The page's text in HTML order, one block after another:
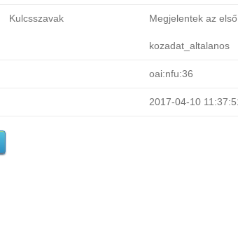
Kulcsszavak Megjelentek az
kozadat_altalanos
oai:nfu:36
2017-04-10